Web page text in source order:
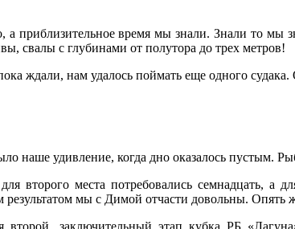
время мы знали. Знали то мы
свалы с глубинами от полутора до трех метров!
ждали, нам удалось поймать еще одного
наше удивление, когда дно оказалось пустым.
второго места потребовались семнадцать,
результатом мы с Димой отчасти довольны.